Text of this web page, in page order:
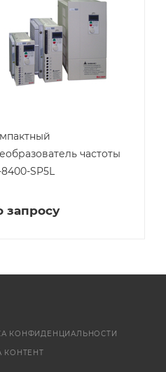
частоты
SP5L
запросу
КОНФИДЕНЦИАЛЬНОСТИ
КОНТЕНТ